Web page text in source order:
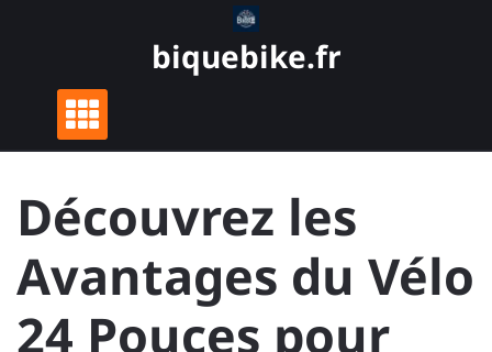
biquebike.fr
Découvrez les
Avantages du Vélo
24 Pouces pour